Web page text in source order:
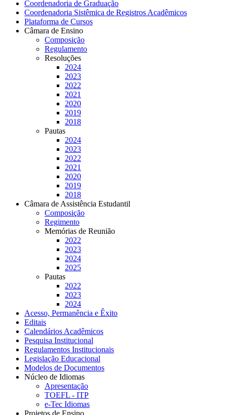
Coordenadoria de Graduação
Coordenadoria Sistêmica de Registros Acadêmicos
Plataforma de Cursos
Câmara de Ensino
Composição
Regulamento
Resoluções
2024
2023
2022
2021
2020
2019
2018
Pautas
2024
2023
2022
2021
2020
2019
2018
Câmara de Assistência Estudantil
Composição
Regimento
Memórias de Reunião
2022
2023
2024
2025
Pautas
2022
2023
2024
Acesso, Permanência e Êxito
Editais
Calendários Acadêmicos
Pesquisa Institucional
Regulamentos Institucionais
Legislação Educacional
Modelos de Documentos
Núcleo de Idiomas
Apresentação
TOEFL - ITP
e-Tec Idiomas